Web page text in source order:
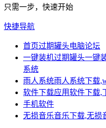
只需一步，快速开始
快捷导航
首页过期罐头电脑论坛
一键装机过期罐头一键
系统
雨人系统雨人系统下载
软件下载应用软件下载,
手机软件
无损音乐音乐下载,无损